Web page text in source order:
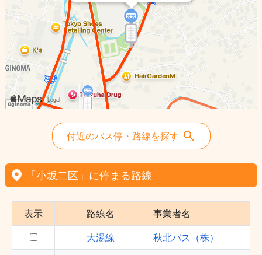
級ノ木線 - 鹿角市
付近のバス停・路線を探す
「小坂二区」に停まる路線
表示 路線名 事業者名
大湯線 秋北バス（株）